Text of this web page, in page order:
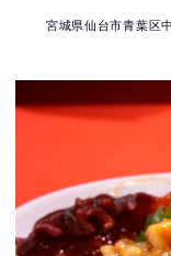
宮城県仙台市青葉区